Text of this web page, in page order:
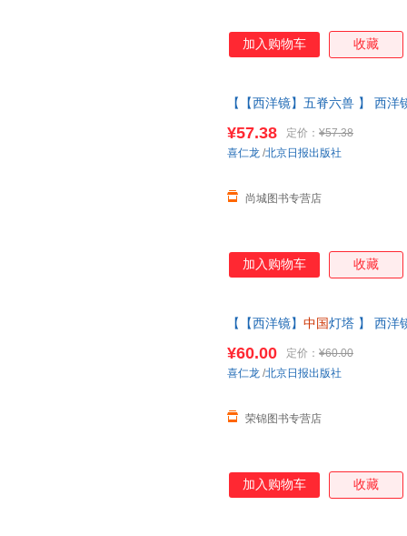
加入购物车 收藏
【【西洋镜】五脊六兽 】 西
系在线当当客服
¥57.38 定价： ¥57.38
尚城图书专营店
喜仁龙 /北京日报出版社
加入购物车 收藏
【【西洋镜】 中国 灯塔 】 西洋
正版图书 请放心下单，本店所
¥60.00 定价： ¥60.00
荣锦图书专营店
喜仁龙 /北京日报出版社
加入购物车 收藏